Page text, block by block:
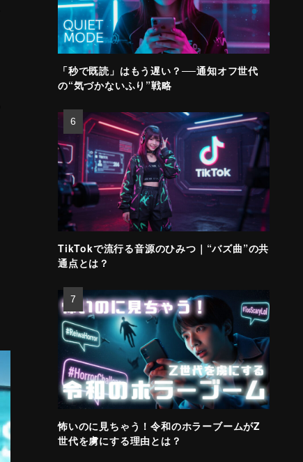
「秒で既読」はもう遅い？──通知オフ世代
の“気づかないふり”戦略
TikTokで流行る音源のひみつ｜“バズ曲”の共
通点とは？
怖いのに見ちゃう！令和のホラーブームがZ
世代を虜にする理由とは？